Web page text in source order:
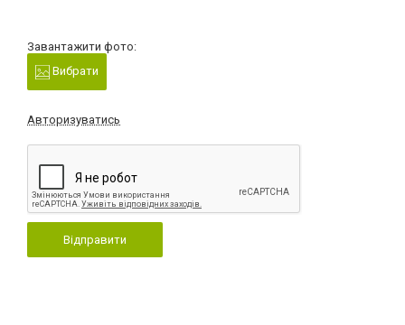
Завантажити фото:
Вибрати
Авторизуватись
Відправити